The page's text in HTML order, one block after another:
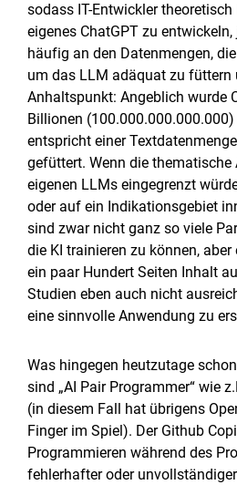
sodass IT-Entwickler
eigenes ChatGPT zu
häufig an den Datenmengen,
um das LLM adäquat zu füttern
Anhaltspunkt: Angeblich wurde
Billionen
entspricht einer
gefüttert. Wenn die thematische
eigenen LLMs eingegrenzt
oder auf ein Indikationsgebiet
sind zwar nicht ganz so viele
die KI trainieren zu können,
ein paar Hundert Seiten Inhalt
Studien eben auch nicht
eine sinnvolle Anwendung zu
Was hingegen heutzutage
sind „AI Pair Programmer“ wie
(in diesem Fall hat übrigens
Finger im Spiel). Der Github
Programmieren während des
fehlerhafter oder